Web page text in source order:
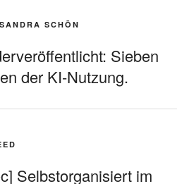
SCHÖN
Sieben
der KI-Nutzung.
Selbstorganisiert im